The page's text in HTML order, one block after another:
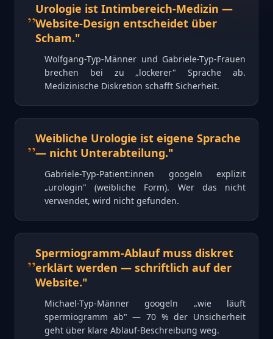
„Urologie ist Intimbereich-Medizin —
Website-Design entscheidet über
Scham."
Wolfgang-Typ-Männer und Gabriele-Typ-Frauen
brechen bei zu „lockerer" Sprache ab.
Medizinische Diskretion schafft Sicherheit.
„Weibliche Urologie ist eigene Sprache
— nicht Unterabteilung."
Gabriele-Typ-Patient:innen googeln explizit
„urologin" (weibliche Form). Wer das nicht
verwendet, wird nicht gefunden.
„Spermiogramm-Ablauf muss diskret
erklärt werden — schriftlich auf der
Website."
Michael-Typ-Männer googeln „wie läuft
spermiogramm ab" — 70 % der Unsicherheit
geht über klare Ablauf-Beschreibung weg.